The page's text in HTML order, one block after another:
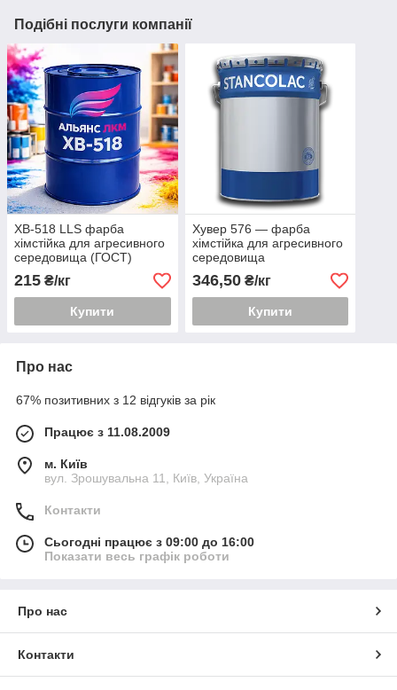
Подібні послуги компанії
ХВ-518 LLS фарба
хімстійка для агресивного
середовища (ГОСТ)
215 ₴/кг
Купити
Хувер 576 — фарба
хімстійка для агресивного
середовища
346,50₴/кг
Купити
Про нас
67% позитивних з 12 відгуків за рік
Працює з 11.08.2009
м. Київ
вул. Зрошувальна 11, Київ, Україна
Контакти
Сьогодні працює з 09:00 до 16:00
Показати весь графік роботи
Про нас
Контакти